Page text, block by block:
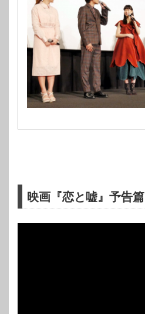
映画『恋と嘘』予告篇